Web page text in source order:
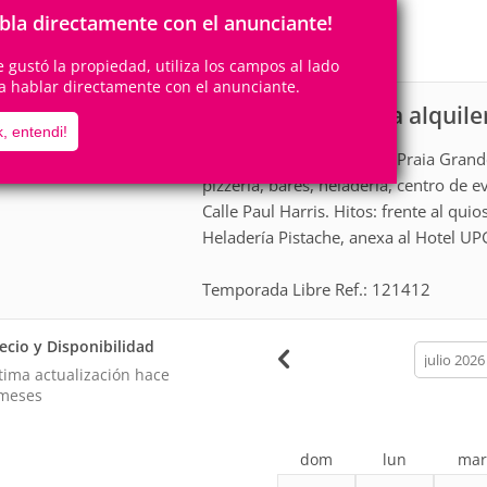
directamente con el anunciante!
gustó la propiedad, utiliza los campos al lado
hablar directamente con el anunciante.
entendi!
8Personas 2Cuartos
Apartamento para
Apartamento estándar en Praia
pizzería, bares, heladería, centro de
Calle Paul Harris. Hitos: frente al
Heladería Pistache, anexa al Hotel
Temporada Libre Ref.: 121412
y Disponibilidad
actualización hace
month
dom lun mar